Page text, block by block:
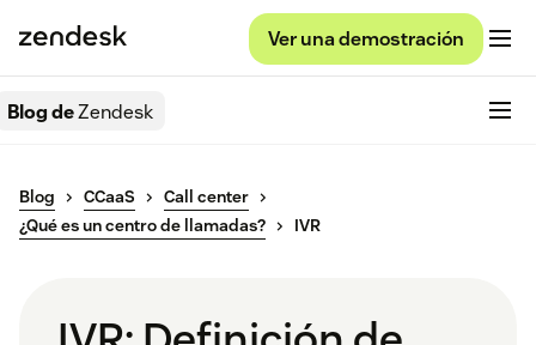
Ver una demostración
Blog deZendesk
Blog CCaaS
Call center
¿Qué es un centro de llamadas?
IVR